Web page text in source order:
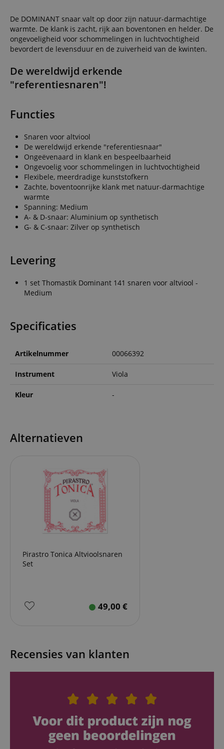
De DOMINANT snaar valt op door zijn natuur-darmachtige
warmte. De klank is zacht, rijk aan boventonen en helder. De
ongevoeligheid voor schommelingen in luchtvochtigheid
bevordert de levensduur en de zuiverheid van de kwinten.
De wereldwijd erkende
"referentiesnaren"!
Functies
Snaren voor altviool
De wereldwijd erkende "referentiesnaar"
Ongeëvenaard in klank en bespeelbaarheid
Ongevoelig voor schommelingen in luchtvochtigheid
Flexibele, meerdradige kunststofkern
Zachte, boventoonrijke klank met natuur-darmachtige
warmte
Spanning: Medium
A- & D-snaar: Aluminium op synthetisch
G- & C-snaar: Zilver op synthetisch
Levering
1 set Thomastik Dominant 141 snaren voor altviool -
Medium
Specificaties
Artikelnummer 00066392
Instrument Viola
Kleur -
Alternatieven
Pirastro Tonica Altvioolsnaren
Set
49,00 €
Recensies van klanten